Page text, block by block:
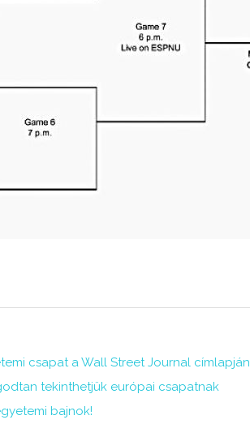
csapat a Wall Street Journal címlapján
tekinthetjük európai csapatnak
bajnok!